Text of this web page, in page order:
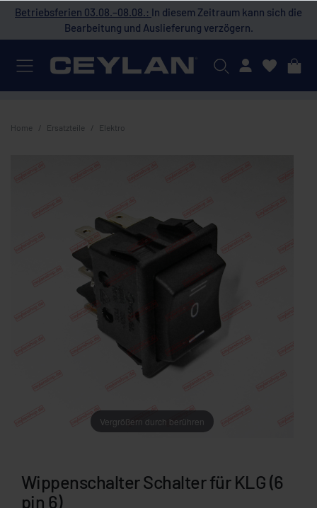
Betriebsferien 03.08.–08.08.: In diesem Zeitraum kann sich die
Bearbeitung und Auslieferung verzögern.
Mein Konto
Home Ersatzteile Elektro
Vergrößern durch berühren
Wippenschalter Schalter für KLG (6
pin 6)